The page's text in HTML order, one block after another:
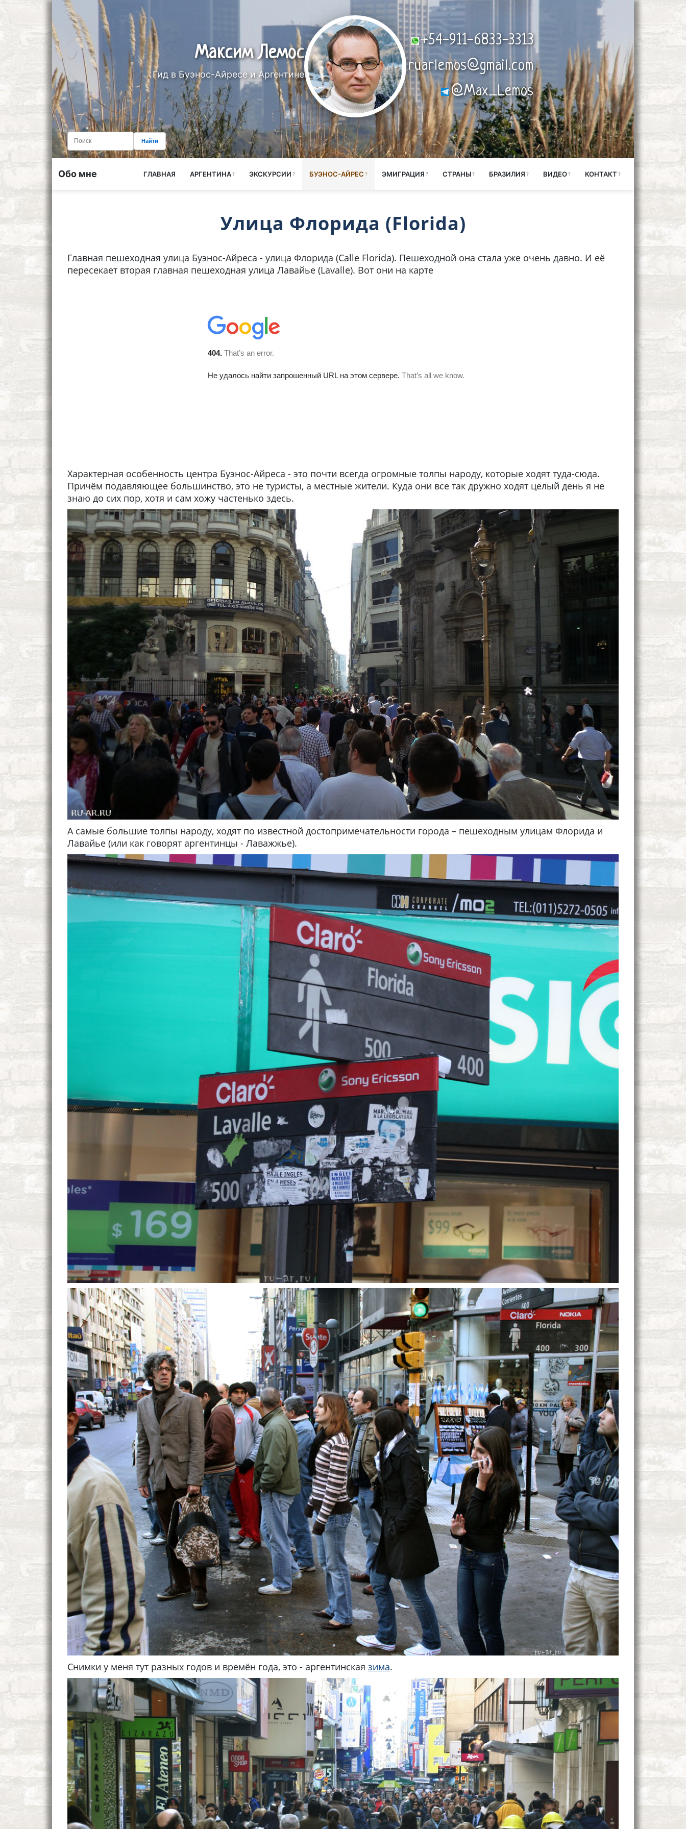
Максим Лемос
Гид в Буэнос-Айресе и Аргентине
+54-911-6833-3313
ruarlemos@gmail.com
@Max_Lemos
Найти
Обо мне ГЛАВНАЯ АРГЕНТИНА ЭКСКУРСИИ БУЭНОС-АЙРЕС ЭМИГРАЦИЯ СТРАНЫ БРАЗИЛИЯ ВИДЕО КОНТАКТ
Улица Флорида (Florida)
Главная пешеходная улица Буэнос-Айреса - улица Флорида (Calle Florida). Пешеходной она стала уже очень давно. И её
пересекает вторая главная пешеходная улица Лавайье (Lavalle). Вот они на карте
Характерная особенность центра Буэнос-Айреса - это почти всегда огромные толпы народу, которые ходят туда-сюда.
Причём подавляющее большинство, это не туристы, а местные жители. Куда они все так дружно ходят целый день я не
знаю до сих пор, хотя и сам хожу частенько здесь.
А самые большие толпы народу, ходят по известной достопримечательности города – пешеходным улицам Флорида и
Лавайье (или как говорят аргентинцы - Лаважжье).
Снимки у меня тут разных годов и времён года, это - аргентинская зима.